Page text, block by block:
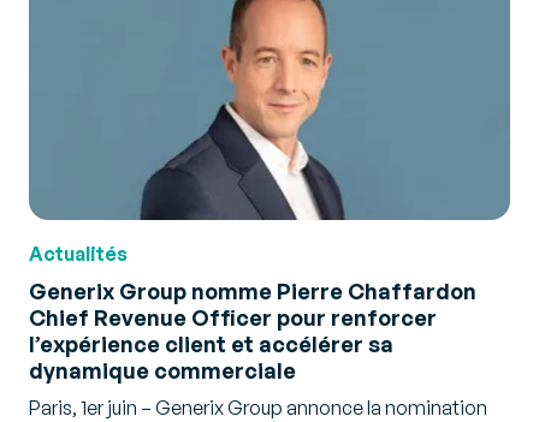
Actualités
Generix Group nomme Pierre Chaffardon
Chief Revenue Officer pour renforcer
l’expérience client et accélérer sa
dynamique commerciale
Paris, 1er juin – Generix Group annonce la nomination